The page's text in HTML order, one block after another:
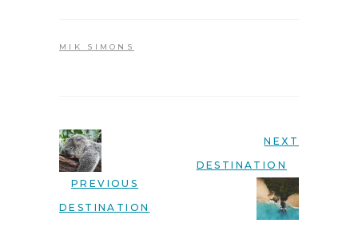
MIK SIMONS
PREVIOUS
DESTINATION
NEXT
DESTINATION